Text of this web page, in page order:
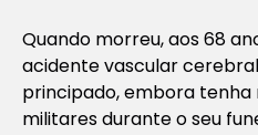
Quando morreu, aos 68
acidente vascular
principado, embora
militares durante o seu